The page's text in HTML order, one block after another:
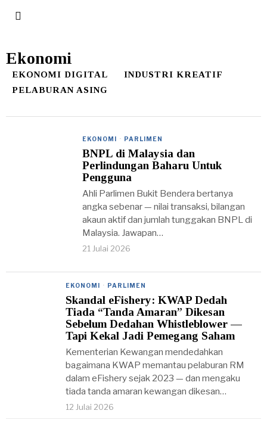
Ekonomi
EKONOMI DIGITAL
INDUSTRI KREATIF
PELABURAN ASING
EKONOMI · PARLIMEN
BNPL di Malaysia dan
Perlindungan Baharu Untuk
Pengguna
Ahli Parlimen Bukit Bendera bertanya
angka sebenar — nilai transaksi, bilangan
akaun aktif dan jumlah tunggakan BNPL di
Malaysia. Jawapan…
21 Julai 2026
EKONOMI · PARLIMEN
Skandal eFishery: KWAP Dedah
Tiada “Tanda Amaran” Dikesan
Sebelum Dedahan Whistleblower —
Tapi Kekal Jadi Pemegang Saham
Kementerian Kewangan mendedahkan
bagaimana KWAP memantau pelaburan RM
dalam eFishery sejak 2023 — dan mengaku
tiada tanda amaran kewangan dikesan…
12 Julai 2026